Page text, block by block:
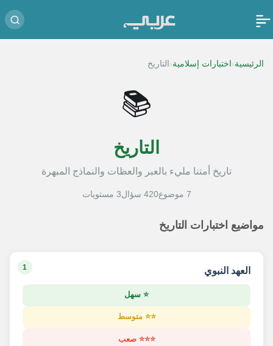
الرئيسية‹ اختبارات إسلامية‹ التاريخ
📚
التاريخ
تاريخ أمتنا مليء بالعبر والعظات والنماذج المبهرة
7 موضوع 420 سؤال 3 مستويات
مواضيع اختبارات التاريخ
1 العهد النبوي
⭐ سهل
⭐⭐ متوسط
⭐⭐⭐ صعب